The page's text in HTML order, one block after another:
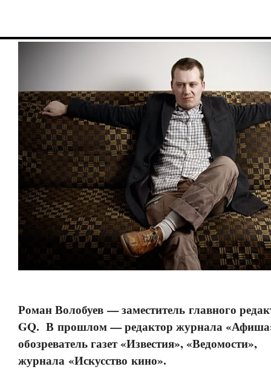
Роман Волобуев — заместитель главного
GQ. В прошлом — редактор журнала
обозреватель газет «Известия», «Ведомости»,
журнала «Искусство кино».